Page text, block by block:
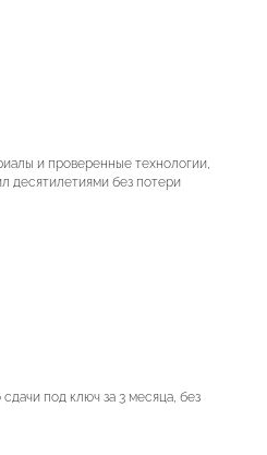
и проверенные технологии,
десятилетиями без потери
под ключ за 3 месяца, без